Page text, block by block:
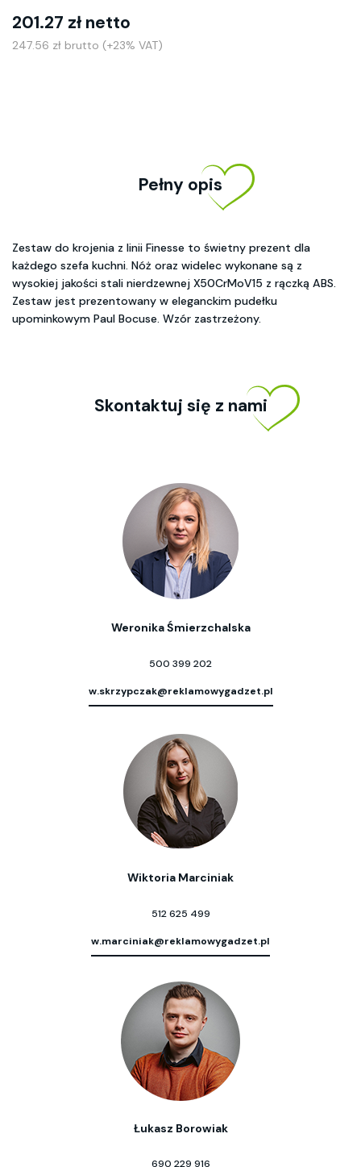
201.27 zł netto
247.56 zł brutto (+23% VAT)
Pełny opis
Zestaw do krojenia z linii Finesse to świetny prezent dla
każdego szefa kuchni. Nóż oraz widelec wykonane są z
wysokiej jakości stali nierdzewnej X50CrMoV15 z rączką ABS.
Zestaw jest prezentowany w eleganckim pudełku
upominkowym Paul Bocuse. Wzór zastrzeżony.
Skontaktuj się z nami
Weronika Śmierzchalska
500 399 202
w.skrzypczak@reklamowygadzet.pl
Wiktoria Marciniak
512 625 499
w.marciniak@reklamowygadzet.pl
Łukasz Borowiak
690 229 916